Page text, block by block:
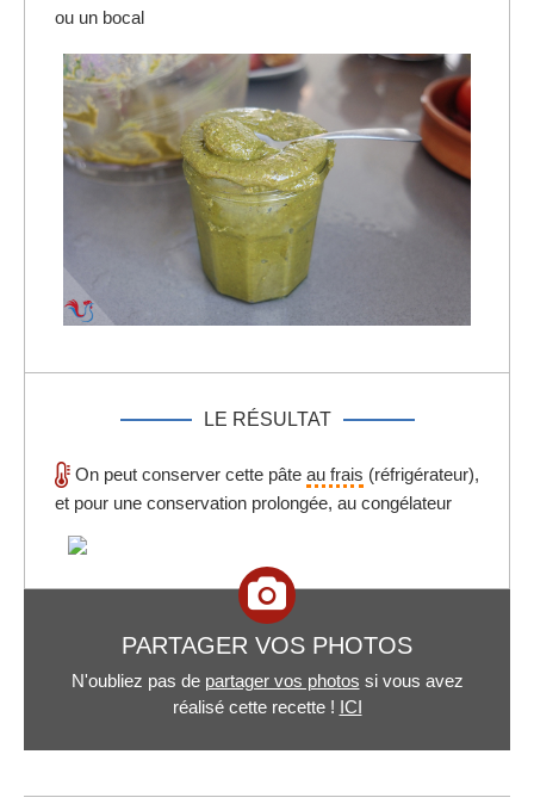
ou un bocal
LE RÉSULTAT
On peut conserver cette pâte au frais (réfrigérateur),
et pour une conservation prolongée, au congélateur
PARTAGER VOS PHOTOS
N'oubliez pas de partager vos photos si vous avez
réalisé cette recette ! ICI